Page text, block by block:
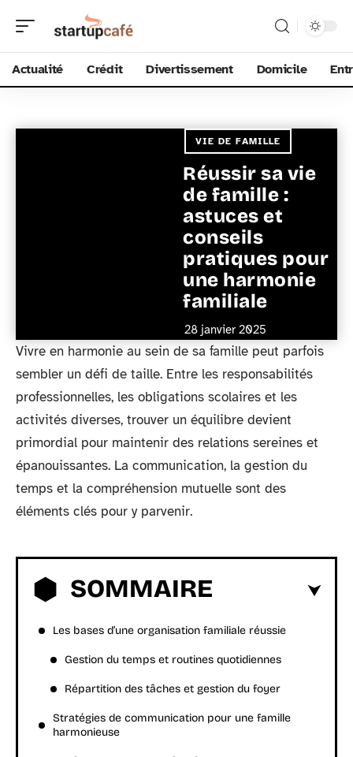
Actualité Crédit Divertissement Domicile
VIE DE FAMILLE
Réussir sa vie
de famille :
astuces et
conseils
pratiques pour
une harmonie
familiale
28 janvier 2025
Vivre en harmonie au sein de sa famille peut parfois
sembler un défi de taille. Entre les responsabilités
professionnelles, les obligations scolaires et les
activités diverses, trouver un équilibre devient
primordial pour maintenir des relations sereines et
épanouissantes. La communication, la gestion du
temps et la compréhension mutuelle sont des
éléments clés pour y parvenir.
SOMMAIRE
Les bases d’une organisation familiale réussie
Gestion du temps et routines quotidiennes
Répartition des tâches et gestion du foyer
Stratégies de communication pour une famille
harmonieuse